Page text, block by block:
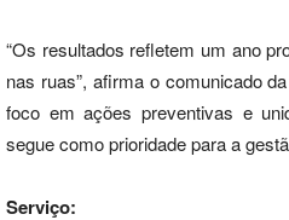
“Os resultados refletem um ano
nas ruas”, afirma o comunicado
foco em ações preventivas e
segue como prioridade para a
Serviço: